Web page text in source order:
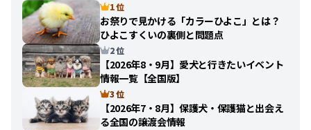
1 位
お祭りで見かける「カラーひよこ」とは？
ひよこすくいの裏側と問題点
2 位
【2026年8・9月】愛犬と行きたいイベント
情報一覧【全国版】
3 位
【2026年7・8月】保護犬・保護猫と出会え
る全国の譲渡会情報